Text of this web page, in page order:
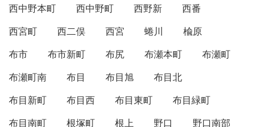
西中野本町
西中野町 西野新
西番
西宮町
西二俣 西宮 蜷川
楡原
布市
布市新町 布尻 布瀬本町
布瀬町
布瀬町南
布目 布目旭
布目北
布目新町
布目西 布目東町
布目緑町
布目南町
根塚町 根上 野口
野口南部